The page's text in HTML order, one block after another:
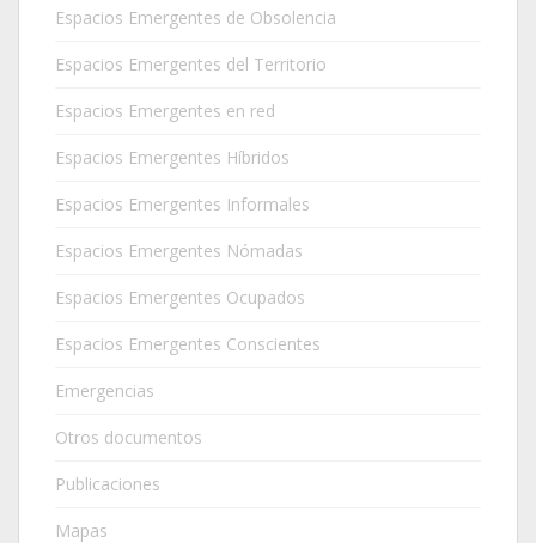
Espacios Emergentes de Obsolencia
Espacios Emergentes del Territorio
Espacios Emergentes en red
Espacios Emergentes Híbridos
Espacios Emergentes Informales
Espacios Emergentes Nómadas
Espacios Emergentes Ocupados
Espacios Emergentes Conscientes
Emergencias
Otros documentos
Publicaciones
Mapas